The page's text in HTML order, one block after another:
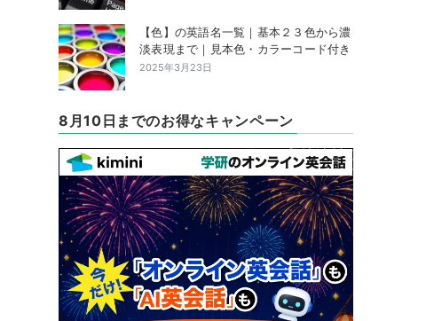
【色】の英語名一覧｜基本２３色から濃
淡表現まで｜見本色・カラーコード付き
2025年3月23日
8月10日までのお得なキャンペーン